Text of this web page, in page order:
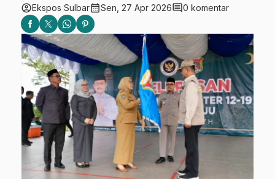
account_circleEkspos Sulbarcalendar_monthSen, 27 Apr 2026comment0 komentar